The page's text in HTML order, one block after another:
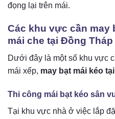
đọng lại trên mái.
Các khu vực cần may
mái che tại Đồng Tháp
Dưới đây là một số khu vực
mái xếp, may bạt mái kéo
Thi công mái bạt kéo sân
Tại khu vực nhà ở việc lắp